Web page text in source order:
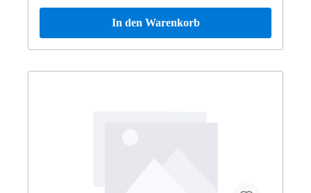
A0535456628 wurde unter anderem verbaut in folgenden
K447603 Vito 116 CDI Kasten Lang447703 Vito 116 CDI
Mixto Lang447811 V 220 d EDITION Kompakt Vertrauen
In den Warenkorb